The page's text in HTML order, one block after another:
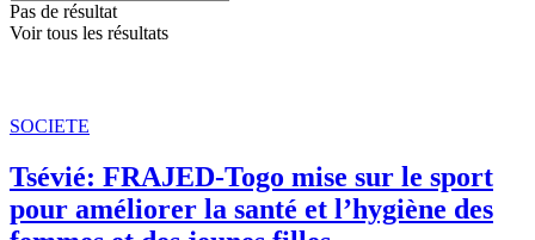
Pas de résultat
Voir tous les résultats
SOCIETE
Tsévié: FRAJED-Togo mise sur le sport
pour améliorer la santé et l’hygiène des